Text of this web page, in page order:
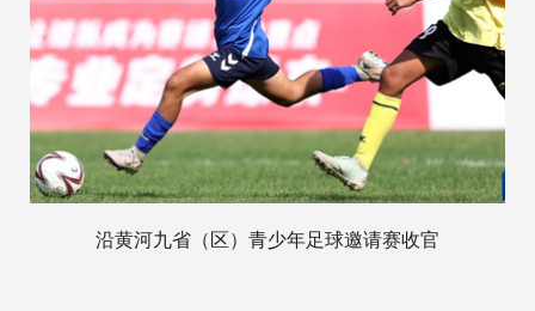
沿黄河九省（区）青少年足球邀请赛收官